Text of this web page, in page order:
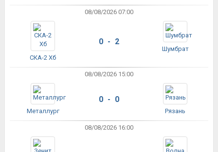
08/08/2026 07:00
СКА-2 Хб
0 - 2
Шумбрат
08/08/2026 15:00
Металлург
0 - 0
Рязань
08/08/2026 16:00